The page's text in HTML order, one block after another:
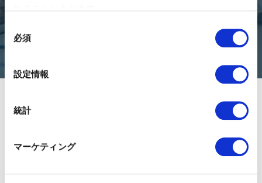
同
必須
設定情報
統計
マーケティング
About 01GROWTH